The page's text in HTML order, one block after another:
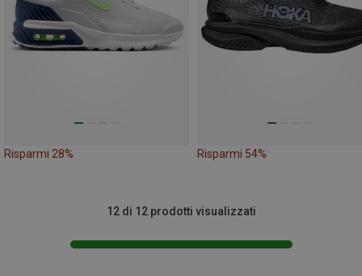
Risparmi 28% Risparmi 54%
12 di 12 prodotti visualizzati